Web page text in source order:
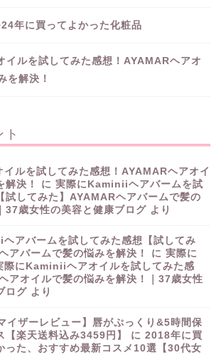
年に買ってよかった化粧品
イルを試してみた感想！AYAMARヘアオ
を解決！
ルを試してみた感想！AYAMARヘアオイ
解決！
に 実際にKaminiiヘアバームを試
試してみた】AYAMARヘアバームで髪の
37歳女性の美容と健康ブログ より
アバームを試してみた感想【試してみ
アバームで髪の悩みを解決！
に 実際に
にKaminiiヘアオイルを試してみた感
アオイルで髪の悩みを解決！｜37歳女性
ログ より
イザーレビュー】唇がぷっくり&5時間保
【楽天送料込み3459円】
に 2018年に買
った、おすすめ最新コスメ10選【30代女